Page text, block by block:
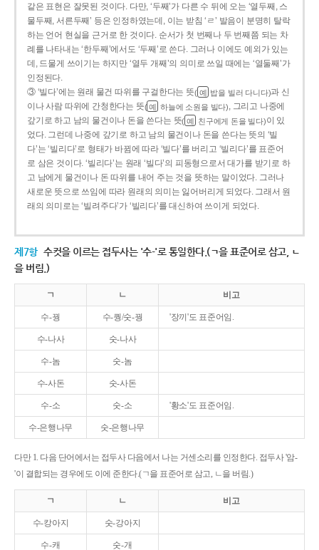
같은 표현은 잘못된 것이다. 다만, ‘두째’가 다른 수 뒤에 오는 ‘열두째, 스
물두째, 서른두째’ 등은 인정하였는데, 이는 받침 ‘ㄹ’ 발음이 분명히 탈락
하는 언어 현실을 근거로 한 것이다. 순서가 첫 번째나 두 번째쯤 되는 차
례를 나타내는 ‘한두째’에서도 ‘두째’로 쓴다. 그러나 이에도 예외가 있는
데, 드물게 쓰이기는 하지만 ‘열두 개째’의 의미로 쓰일 때에는 ‘열둘째’가
인정된다.
③ ‘빌다’에는 원래 물건 따위를 구걸한다는 뜻( 예 밥을 빌러 다니다)과 신
이나 사람 따위에 간청한다는 뜻( 예 하늘에 소원을 빌다), 그리고 나중에
갚기로 하고 남의 물건이나 돈을 쓴다는 뜻( 예 친구에게 돈을 빌다)이 있
었다. 그런데 나중에 갚기로 하고 남의 물건이나 돈을 쓴다는 뜻의 ‘빌
다’는 ‘빌리다’로 형태가 바뀜에 따라 ‘빌다’를 버리고 ‘빌리다’를 표준어
로 삼은 것이다. ‘빌리다’는 원래 ‘빌다’의 피동형으로서 대가를 받기로 하
고 남에게 물건이나 돈 따위를 내어 주는 것을 뜻하는 말이었다. 그러나
새로운 뜻으로 쓰임에 따라 원래의 의미는 잃어버리게 되었다. 그래서 원
래의 의미로는 ‘빌려주다’가 ‘빌리다’를 대신하여 쓰이게 되었다.
제7항 수컷을 이르는 접두사는 '수-'로 통일한다.(ㄱ을 표준어로 삼고, ㄴ
을 버림.)
ㄱ ㄴ 비고
수-꿩 수-퀑/숫-꿩 '장끼'도 표준어임.
수-나사 숫-나사
수-놈 숫-놈
수-사돈 숫-사돈
수-소 숫-소 '황소'도 표준어임.
수-은행나무 숫-은행나무
다만 1. 다음 단어에서는 접두사 다음에서 나는 거센소리를 인정한다. 접두사 '암-
'이 결합되는 경우에도 이에 준한다.(ㄱ을 표준어로 삼고, ㄴ을 버림.)
ㄱ ㄴ 비고
수-캉아지 숫-강아지
수-캐 숫-개